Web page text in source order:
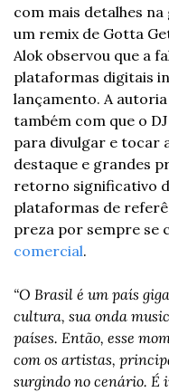
com mais detalhes
um remix de Gotta
Alok observou que a
plataformas digitais
lançamento. A
também com que o
para divulgar e tocar
destaque e grandes
retorno significativo
plataformas de
comercial.
“O Brasil é um país
cultura, sua onda
países. Então, esse
com os artistas,
surgindo no cenário. É